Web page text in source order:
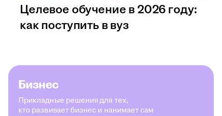
Целевое обучение в 2026 году:
как поступить в вуз
Бизнес
Прикладные решения для тех,
кто развивает бизнес и нанимает сам